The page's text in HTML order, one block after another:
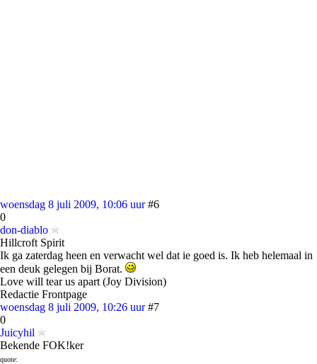
woensdag 8 juli 2009, 10:06 uur #6
0
don-diablo
Hillcroft Spirit
Ik ga zaterdag heen en verwacht wel dat ie goed is. Ik heb helemaal in
een deuk gelegen bij Borat.
Love will tear us apart (Joy Division)
Redactie Frontpage
woensdag 8 juli 2009, 10:26 uur #7
0
Juicyhil
Bekende FOK!ker
quote: